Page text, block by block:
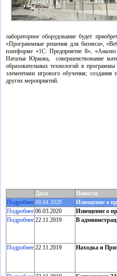
лабораторное оборудование будет
«Программные решения для бизнеса»,
платформе «1С: Предприятие 8»,
Наталья Юркова, совершенствование
образовательных технологий в
элементами игрового обучения;
других мероприятий.
Дата
Новости
Подробнее 08.04.2020
Извещение о
Подробнее 06.03.2020
Извещение о
Подробнее 22.11.2019 В
Подробнее 22.11.2019 Находка и